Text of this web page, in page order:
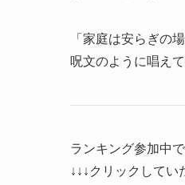
「家庭は安らぎの場
呪文のように唱え
ランキング参加中で
↓↓↓クリックしてい